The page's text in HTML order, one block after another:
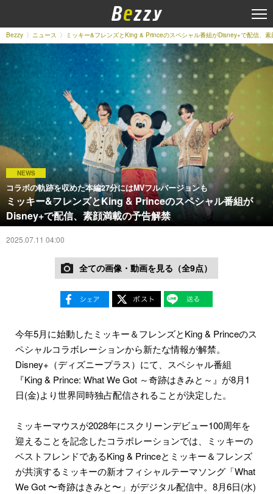
Bezzy ニュース ミッキー&フレンズとKing & Princeのスペシャル番組がDisney+で配信、
NEWS
コラボの軌跡を収めた本編27分にはMVフルバージョンも
ミッキー&フレンズとKing & Princeのスペシャル番組が
Disney+で配信、素顔満載の予告解禁
2025.07.11 04:00
全ての画像・動画を見る（全9点）
今年5月に始動したミッキー＆フレンズとKing & Princeのス
ペシャルコラボレーションから新たな情報が解禁。
Disney+（ディズニープラス）にて、スペシャル番組
『King & Prince: What We Got ～奇跡はきみと～』が8月1
日(金)より世界同時独占配信されることが決定した。
ミッキーマウスが2028年にスクリーンデビュー100周年を
迎えることを記念したコラボレーションでは、ミッキーの
ベストフレンドであるKing & Princeとミッキー＆フレンズ
が共演するミッキーの新オフィシャルテーマソング「What
We Got 〜奇跡はきみと〜」がデジタル配信中。8月6日(水)